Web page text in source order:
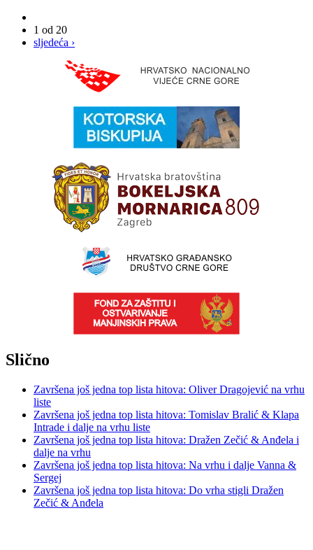
1 od 20
sljedeća ›
Slično
Završena još jedna top lista hitova: Oliver Dragojević na vrhu
liste
Završena još jedna top lista hitova: Tomislav Bralić & Klapa
Intrade i dalje na vrhu liste
Završena još jedna top lista hitova: Dražen Zečić & Anđela i
dalje na vrhu
Završena još jedna top lista hitova: Na vrhu i dalje Vanna &
Sergej
Završena još jedna top lista hitova: Do vrha stigli Dražen
Zečić & Anđela